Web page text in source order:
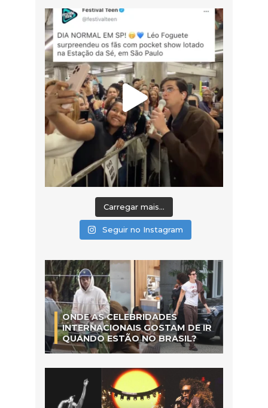
Carregar mais...
Seguir no Instagram
ONDE AS CELEBRIDADES
INTERNACIONAIS GOSTAM DE IR
QUANDO ESTÃO NO BRASIL?